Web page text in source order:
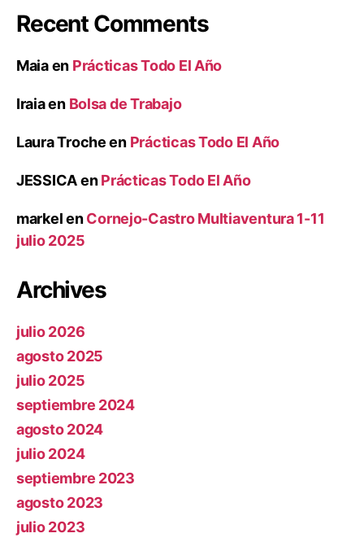
Recent Comments
Maiaen Prácticas Todo El Año
Iraiaen Bolsa de Trabajo
Laura Trocheen Prácticas Todo El Año
JESSICAenPrácticas Todo El Año
markelenCornejo-Castro Multiaventura 1-11
julio 2025
Archives
julio 2026
agosto 2025
julio 2025
septiembre 2024
agosto 2024
julio 2024
septiembre 2023
agosto 2023
julio 2023